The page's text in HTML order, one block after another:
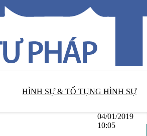
HÌNH SỰ & TỐ TỤNG HÌNH SỰ
04/01/2019
10:05